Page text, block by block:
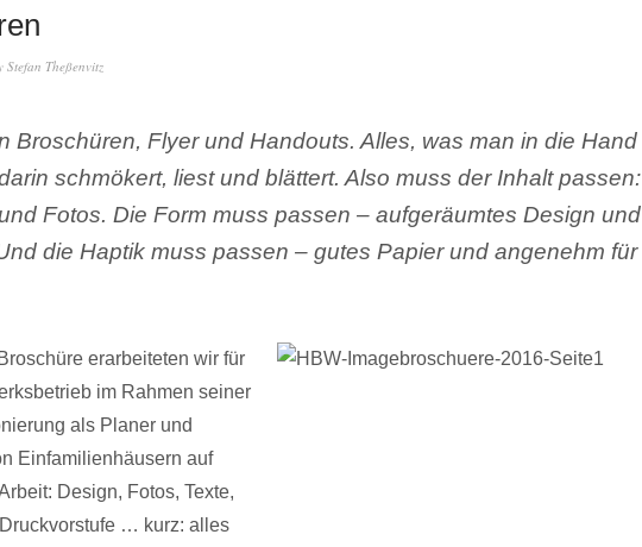
Stefan Theßenvitz
Broschüren, Flyer und Handouts. Alles, was man in die Hand
schmökert, liest und blättert. Also muss der Inhalt passen:
Fotos. Die Form muss passen – aufgeräumtes Design und
die Haptik muss passen – gutes Papier und angenehm für
erarbeiteten wir für
im Rahmen seiner
als Planer und
Einfamilienhäusern auf
Design, Fotos, Texte,
… kurz: alles